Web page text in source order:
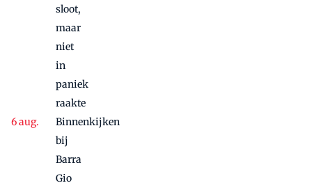
sloot,
maar
niet
in
paniek
raakte
Binnenkijken
bij
Barra
Gio